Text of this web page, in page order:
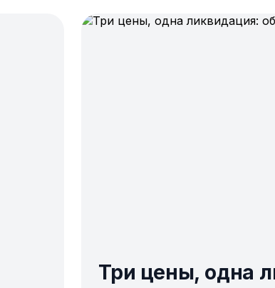
Три цены, одна